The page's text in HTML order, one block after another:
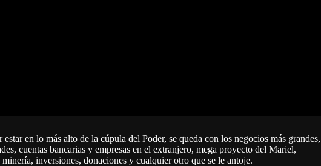
en lo más alto de la cúpula del Poder, se queda con los negocios más grandes,
cuentas bancarias y empresas en el extranjero, mega proyecto del Mariel,
inversiones, donaciones y cualquier otro que se le antoje.